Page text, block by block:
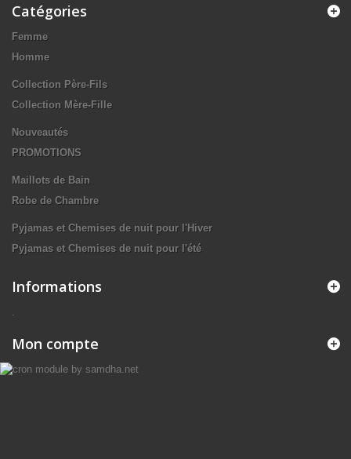
Catégories
Femme
Homme
Collection Père-Fils
Collection Mère-Fille
Nouveautés
PROMOTIONS
Maillots de Bain
Robe de Chambre
Pyjamas et Chemises de nuit pour l'Hiver
Pyjamas et Chemises de nuit pour l'été
Informations
Mon compte